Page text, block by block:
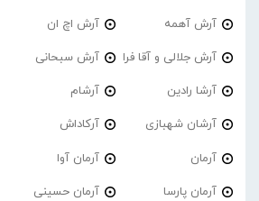
آرش آهمه آرش اچ ان
آرش جلالی و آقا فرا آرش سبحانی
آرشا رادین آرشام
آرشان شهبازی آرکاداش
آرمان آرمان آوا
آرمان پارسا آرمان حسینی